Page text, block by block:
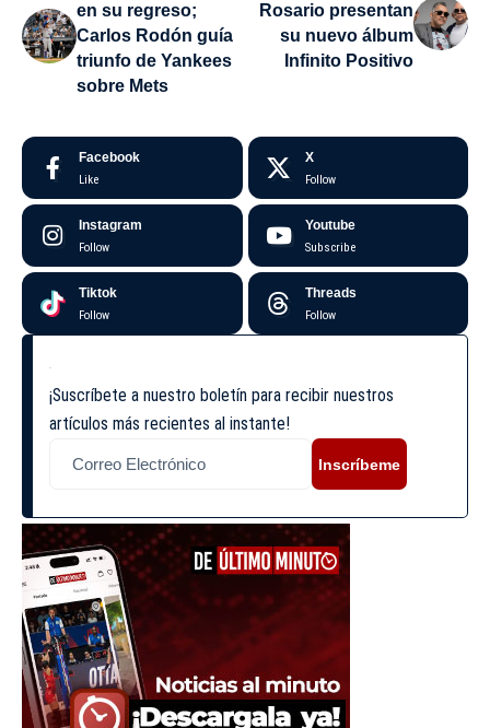
en su regreso;
Carlos Rodón guía
triunfo de Yankees
sobre Mets
Rosario presentan
su nuevo álbum
Infinito Positivo
Facebook
Like
X
Follow
Instagram
Follow
Youtube
Subscribe
Tiktok
Follow
Threads
Follow
¡Suscríbete a nuestro boletín para recibir nuestros
artículos más recientes al instante!
Inscríbeme